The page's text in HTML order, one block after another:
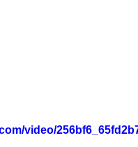
video/